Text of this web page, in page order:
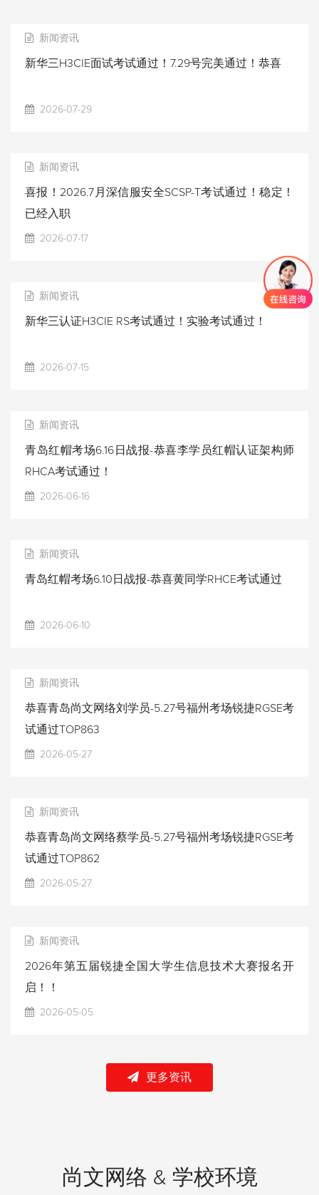
新闻资讯
新华三H3CIE面试考试通过！7.29号完美通过！恭喜
2026-07-29
新闻资讯
喜报！2026.7月深信服安全SCSP-T考试通过！稳定！
已经入职
2026-07-17
新闻资讯
新华三认证H3CIE RS考试通过！实验考试通过！
2026-07-15
新闻资讯
青岛红帽考场6.16日战报-恭喜李学员红帽认证架构师
RHCA考试通过！
2026-06-16
新闻资讯
青岛红帽考场6.10日战报-恭喜黄同学RHCE考试通过
2026-06-10
新闻资讯
恭喜青岛尚文网络刘学员-5.27号福州考场锐捷RGSE考
试通过TOP863
2026-05-27
新闻资讯
恭喜青岛尚文网络蔡学员-5.27号福州考场锐捷RGSE考
试通过TOP862
2026-05-27
新闻资讯
2026年第五届锐捷全国大学生信息技术大赛报名开
启！！
2026-05-05
更多资讯
尚文网络 & 学校环境